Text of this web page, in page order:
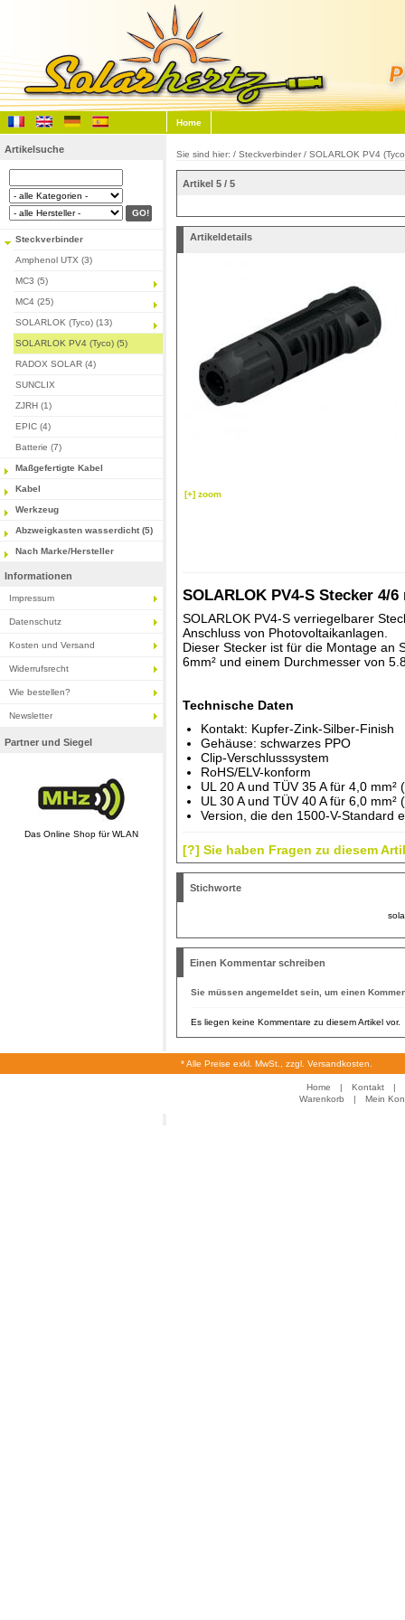
Home
Artikelsuche
Steckverbinder
Amphenol UTX (3)
MC3 (5)
MC4 (25)
SOLARLOK (Tyco) (13)
SOLARLOK PV4 (Tyco) (5)
RADOX SOLAR (4)
SUNCLIX
ZJRH (1)
EPIC (4)
Batterie (7)
Maßgefertigte Kabel
Kabel
Werkzeug
Abzweigkasten wasserdicht (5)
Nach Marke/Hersteller
Informationen
Impressum
Datenschutz
Kosten und Versand
Widerrufsrecht
Wie bestellen?
Newsletter
Partner und Siegel
Das Online Shop für WLAN
Sie sind hier: / Steckverbinder / SOLARLOK PV4
Artikel 5 / 5
Artikeldetails
[+] zoom
SOLARLOK PV4-S Stecker 4/6
SOLARLOK PV4-S verriegelbarer
Anschluss von Photovoltaikanlagen.
Dieser Stecker ist für die Montage an
6mm² und einem Durchmesser von
Technische Daten
Kontakt: Kupfer-Zink-Silber-Finish
Gehäuse: schwarzes PPO
Clip-Verschlusssystem
RoHS/ELV-konform
UL 20 A und TÜV 35 A für 4,0 mm²
UL 30 A und TÜV 40 A für 6,0 mm²
Version, die den 1500-V-Standard
[?] Sie haben Fragen zu diesem
Stichworte
Einen Kommentar schreiben
Sie müssen angemeldet sein, um einen
Es liegen keine Kommentare zu diesem Artikel vor.
* Alle Preise exkl. MwSt., zzgl. Versandkosten.
Home | Kontakt
|
Warenkorb
| Mein